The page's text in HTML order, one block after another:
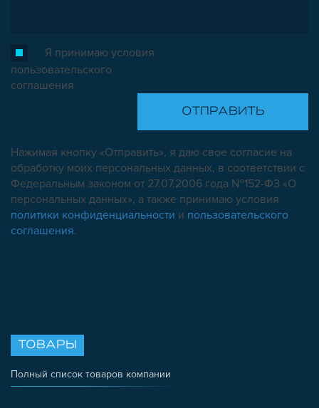
Я принимаю условия
пользовательского
соглашения
Нажимая кнопку «Отправить», я даю свое согласие на
обработку моих персональных данных, в соответствии с
Федеральным законом от 27.07.2006 года №152-ФЗ «О
персональных данных», а также принимаю условия
политики конфиденциальности и пользовательского
соглашения.
ТОВАРЫ
Полный список товаров компании